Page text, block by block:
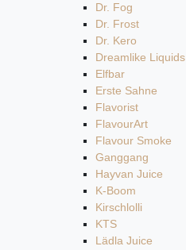
Dr. Fog
Dr. Frost
Dr. Kero
Dreamlike Liquids
Elfbar
Erste Sahne
Flavorist
FlavourArt
Flavour Smoke
Ganggang
Hayvan Juice
K-Boom
Kirschlolli
KTS
Lädla Juice